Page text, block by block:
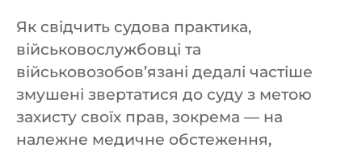
Як свідчить судова практика,
військовослужбовці та
військовозобов’язані дедалі частіше
змушені звертатися до суду з метою
захисту своїх прав, зокрема — на
належне медичне обстеження,